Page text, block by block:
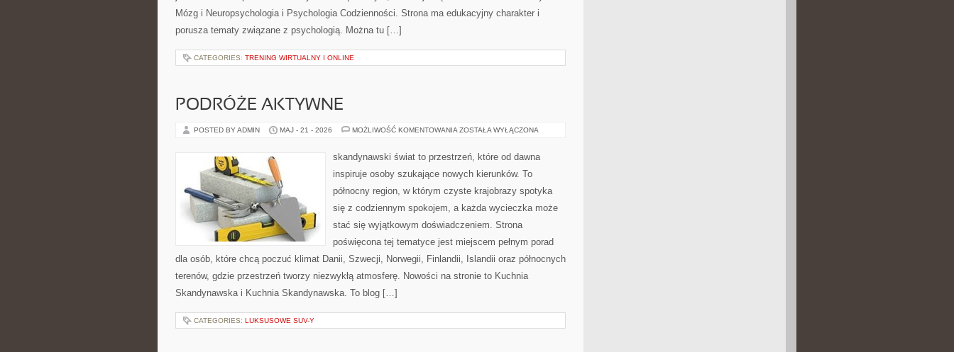
Mózg i Neuropsychologia i Psychologia Codzienności. Strona ma edukacyjny charakter i
porusza tematy związane z psychologią. Można tu […]
CATEGORIES: TRENING WIRTUALNY I ONLINE
PODRÓŻE AKTYWNE
POSTED BY ADMIN MAJ - 21 - 2026 MOŻLIWOŚĆ KOMENTOWANIA PODRÓŻE
ZOSTAŁA WYŁĄCZONA
skandynawski świat to przestrzeń, które od dawna
inspiruje osoby szukające nowych kierunków. To
północny region, w którym czyste krajobrazy spotyka
się z codziennym spokojem, a każda wycieczka może
stać się wyjątkowym doświadczeniem. Strona
poświęcona tej tematyce jest miejscem pełnym porad
dla osób, które chcą poczuć klimat Danii, Szwecji, Norwegii, Finlandii, Islandii oraz północnych
terenów, gdzie przestrzeń tworzy niezwykłą atmosferę. Nowości na stronie to Kuchnia
Skandynawska i Kuchnia Skandynawska. To blog […]
CATEGORIES: LUKSUSOWE SUV-Y